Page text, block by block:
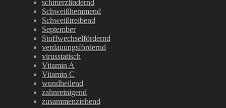
schmerzlindernd
Schweißhemmend
Schweißtreibend
September
Stoffwechselfördernd
verdauungsfördernd
virusstatisch
Vitamin A
Vitamin C
wundheilend
zahnreinigend
zusammenziehend